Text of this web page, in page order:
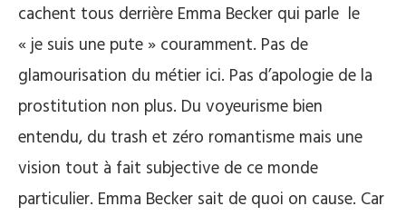
cachent tous derrière Emma Becker qui parle le
« je suis une pute » couramment. Pas de
glamourisation du métier ici. Pas d’apologie de la
prostitution non plus. Du voyeurisme bien
entendu, du trash et zéro romantisme mais une
vision tout à fait subjective de ce monde
particulier. Emma Becker sait de quoi on cause. Car